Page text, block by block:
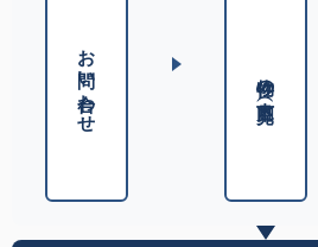
お問い合わせ 物件の内見（下見）